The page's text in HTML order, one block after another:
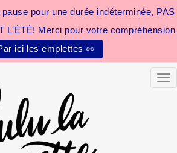
pour une durée indéterminée, PAS
L'ÉTÉ! Merci pour votre compréhension
ici les emplettes 👀